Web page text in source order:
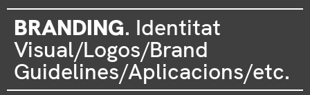
BRANDING. Identitat
Visual/Logos/Brand
Guidelines/Aplicacions/etc.